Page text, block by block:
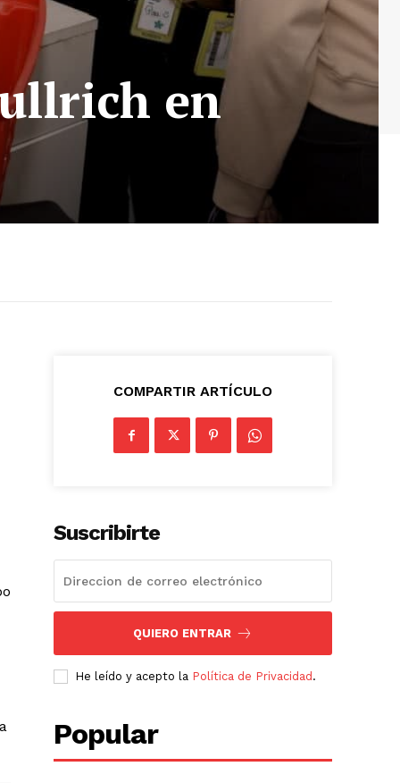
en
COMPARTIR ARTÍCULO
Suscribirte
QUIERO ENTRAR
He leído y acepto la Política de Privacidad .
Popular